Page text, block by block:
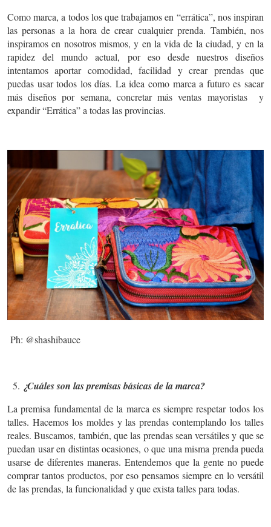
Como marca, a todos los que trabajamos en “errática”, nos inspiran
las personas a la hora de crear cualquier prenda. También, nos
inspiramos en nosotros mismos, y en la vida de la ciudad, y en la
rapidez del mundo actual, por eso desde nuestros diseños
intentamos aportar comodidad, facilidad y crear prendas que
puedas usar todos los días. La idea como marca a futuro es sacar
más diseños por semana, concretar más ventas mayoristas y
expandir “Errática” a todas las provincias.
Ph: @shashibauce
¿Cuáles son las premisas básicas de la marca?
La premisa fundamental de la marca es siempre respetar todos los
talles. Hacemos los moldes y las prendas contemplando los talles
reales. Buscamos, también, que las prendas sean versátiles y que se
puedan usar en distintas ocasiones, o que una misma prenda pueda
usarse de diferentes maneras. Entendemos que la gente no puede
comprar tantos productos, por eso pensamos siempre en lo versátil
de las prendas, la funcionalidad y que exista talles para todas.